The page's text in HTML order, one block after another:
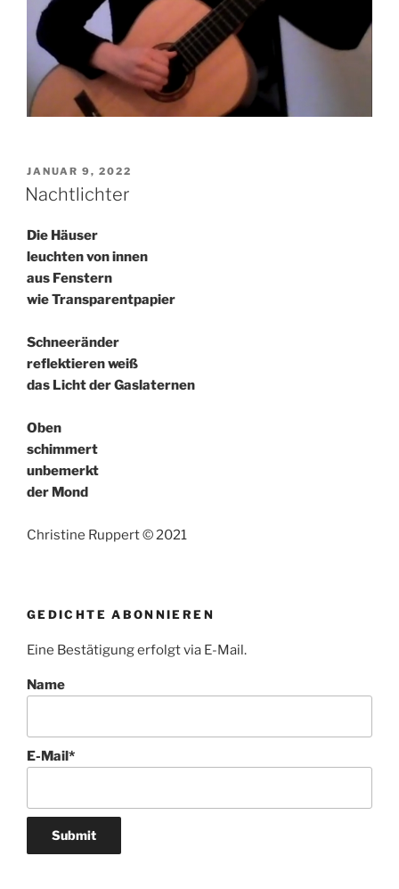
VERÖFFENTLICHT
AM
JANUAR 9, 2022
Nachtlichter
Die Häuser
leuchten von innen
aus Fenstern
wie Transparentpapier
Schneeränder
reflektieren weiß
das Licht der Gaslaternen
Oben
schimmert
unbemerkt
der Mond
Christine Ruppert © 2021
GEDICHTE ABONNIEREN
Eine Bestätigung erfolgt via E-Mail.
Name
E-Mail*